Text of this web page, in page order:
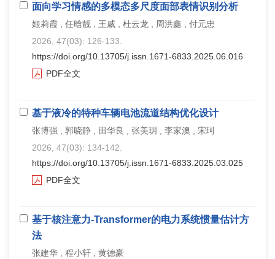
面向学习情感的多模态多尺度面部表情识别分析
姬莉霞 , 任晗靓 , 王威 , 杜云龙 , 周洪鑫 , 付元忠
2026, 47(03): 126-133.
https://doi.org/10.13705/j.issn.1671-6833.2025.06.016
PDF全文
基于液冷的特种车辆电池流道结构优化设计
张博强 , 郭晓静 , 田华良 , 张美玥 , 李家澳 , 宋珂
2026, 47(03): 134-142.
https://doi.org/10.13705/j.issn.1671-6833.2025.03.025
PDF全文
基于核注意力-Transformer的电力系统惯量估计方
法
张建华 , 程小轩 , 黄德豪